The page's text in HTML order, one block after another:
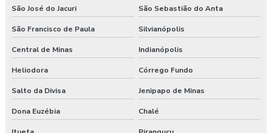
São José do Jacuri São Sebastião do Anta
São Francisco de Paula Silvianópolis
Central de Minas Indianópolis
Heliodora Córrego Fundo
Salto da Divisa Jenipapo de Minas
Dona Euzébia Chalé